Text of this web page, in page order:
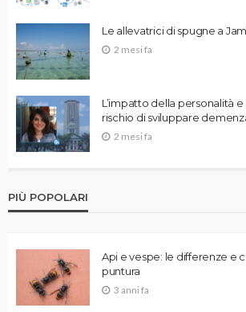
Le allevatrici di spugne a
2 mesi fa
L’impatto della personalità e
rischio di sviluppare
2 mesi fa
PIÙ POPOLARI
Api e vespe: le differenze e
puntura
3 anni fa